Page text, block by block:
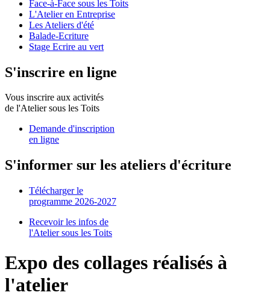
Face-à-Face sous les Toits
L'Atelier en Entreprise
Les Ateliers d'été
Balade-Ecriture
Stage Ecrire au vert
S'inscrire en ligne
Vous inscrire aux activités
de l'Atelier sous les Toits
Demande d'inscription
en ligne
S'informer sur les ateliers d'écriture
Télécharger le
programme 2026-2027
Recevoir les infos de
l'Atelier sous les Toits
Expo des collages réalisés à
l'atelier